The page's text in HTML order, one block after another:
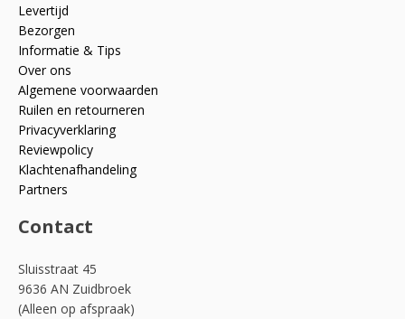
Levertijd
Bezorgen
Informatie & Tips
Over ons
Algemene voorwaarden
Ruilen en retourneren
Privacyverklaring
Reviewpolicy
Klachtenafhandeling
Partners
Contact
Sluisstraat 45
9636 AN Zuidbroek
(Alleen op afspraak)